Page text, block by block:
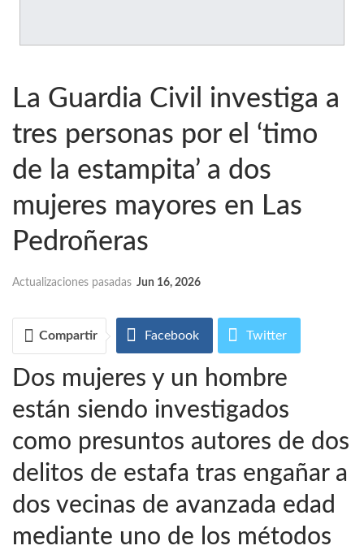
La Guardia Civil investiga a
tres personas por el ‘timo
de la estampita’ a dos
mujeres mayores en Las
Pedroñeras
Actualizaciones pasadas Jun 16, 2026
Compartir Facebook Twitter
WhatsApp Email
Telegram Imprimir
Dos mujeres y un hombre
están siendo investigados
como presuntos autores de dos
delitos de estafa tras engañar a
dos vecinas de avanzada edad
mediante uno de los métodos